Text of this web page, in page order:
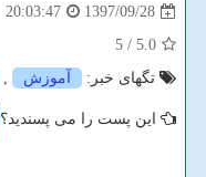
1397/09/28
20:03:47
5.0
/ 5
تگهای خبر:
آموزش ,
این پست را می پسندید؟